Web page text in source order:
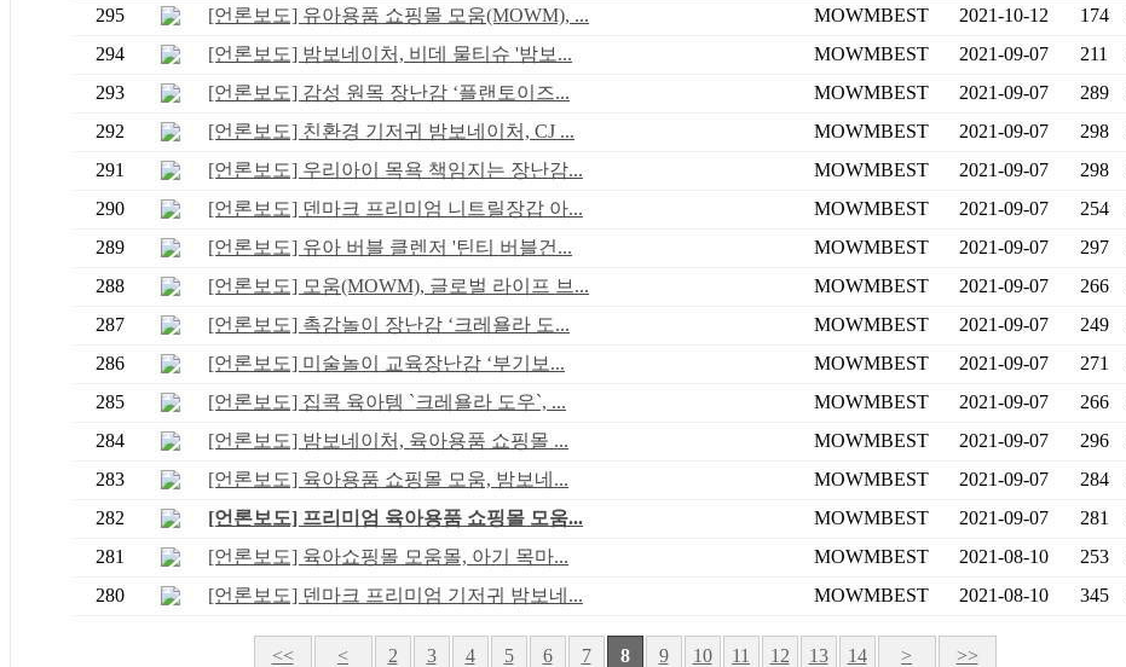
295
[언론보도] 유아용품 쇼핑몰 모움(MOWM), ... MOWMBEST 2021-10-12 174
294
[언론보도] 밤보네이처, 비데 물티슈 '밤보... MOWMBEST 2021-09-07 211
293
[언론보도] 감성 원목 장난감 ‘플랜토이즈... MOWMBEST 2021-09-07 289
292
[언론보도] 친환경 기저귀 밤보네이처, CJ ... MOWMBEST 2021-09-07 298
291
[언론보도] 우리아이 목욕 책임지는 장난감... MOWMBEST 2021-09-07 298
290
[언론보도] 덴마크 프리미엄 니트릴장갑 아... MOWMBEST 2021-09-07 254
289
[언론보도] 유아 버블 클렌저 '틴티 버블건... MOWMBEST 2021-09-07 297
288
[언론보도] 모움(MOWM), 글로벌 라이프 브... MOWMBEST 2021-09-07 266
287
[언론보도] 촉감놀이 장난감 ‘크레욜라 도... MOWMBEST 2021-09-07 249
286
[언론보도] 미술놀이 교육장난감 ‘부기보... MOWMBEST 2021-09-07 271
285
[언론보도] 집콕 육아템 `크레욜라 도우`, ... MOWMBEST 2021-09-07 266
284
[언론보도] 밤보네이처, 육아용품 쇼핑몰 ... MOWMBEST 2021-09-07 296
283
[언론보도] 육아용품 쇼핑몰 모움, 밤보네... MOWMBEST 2021-09-07 284
282
[언론보도] 프리미엄 육아용품 쇼핑몰 모움... MOWMBEST 2021-09-07 281
281
[언론보도] 육아쇼핑몰 모움몰, 아기 목마... MOWMBEST 2021-08-10 253
280
[언론보도] 덴마크 프리미엄 기저귀 밤보네... MOWMBEST 2021-08-10 345
<< < 2 3 4 5 6 7 8 9 10 11 12 13 14 > >>